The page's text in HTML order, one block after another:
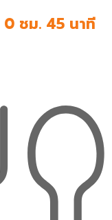
0 ชม. 45 นาที